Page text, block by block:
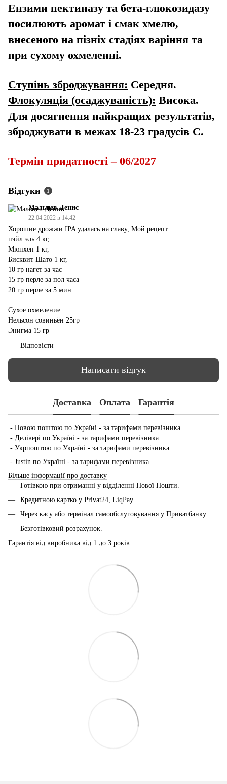
Ензими пектиназу та бета-глюкозидазу
посилюють аромат і смак хмелю,
внесеного на пізніх стадіях варіння та
при сухому охмеленні.
Ступінь зброджування: Середня.
Флокуляція (осаджуваність): Висока.
Для досягнення найкращих результатів,
зброджувати в межах 18-23 градусів С.
Термін придатності – 06/2027
Відгуки 1
Мальцев Денис
22.04.2022 в 14:42
Хорошие дрожжи IPA удалась на славу, Мой рецепт:
пэйл эль 4 кг,
Мюнхен 1 кг,
Бисквит Шато 1 кг,
10 гр нагет за час
15 гр перле за пол часа
20 гр перле за 5 мин
Сухое охмеление:
Нельсон совиньён 25гр
Энигма 15 гр
Відповісти
Написати відгук
Доставка Оплата Гарантія
- Новою поштою по Україні - за тарифами перевізника.
- Делівері по Україні - за тарифами перевізника.
- Укрпоштою по Україні - за тарифами перевізника.
- Justin по Україні - за тарифами перевізника.
Більше інформації про доставку
Готівкою при отриманні у відділенні Нової Пошти.
Кредитною картко у Privat24, LiqPay.
Через касу або термінал самообслуговування у Приватбанку.
Безготівковий розрахунок.
Гарантія від виробника від 1 до 3 років.